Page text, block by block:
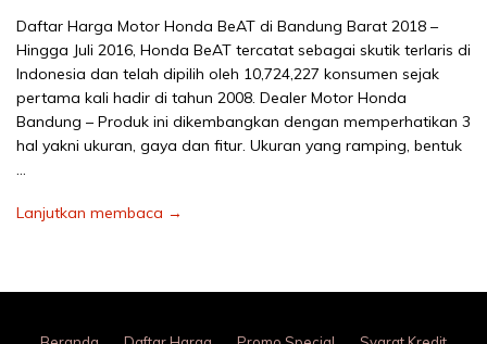
Daftar Harga Motor Honda BeAT di Bandung Barat 2018 –
Hingga Juli 2016, Honda BeAT tercatat sebagai skutik terlaris di
Indonesia dan telah dipilih oleh 10,724,227 konsumen sejak
pertama kali hadir di tahun 2008. Dealer Motor Honda
Bandung – Produk ini dikembangkan dengan memperhatikan 3
hal yakni ukuran, gaya dan fitur. Ukuran yang ramping, bentuk
…
Lanjutkan membaca →